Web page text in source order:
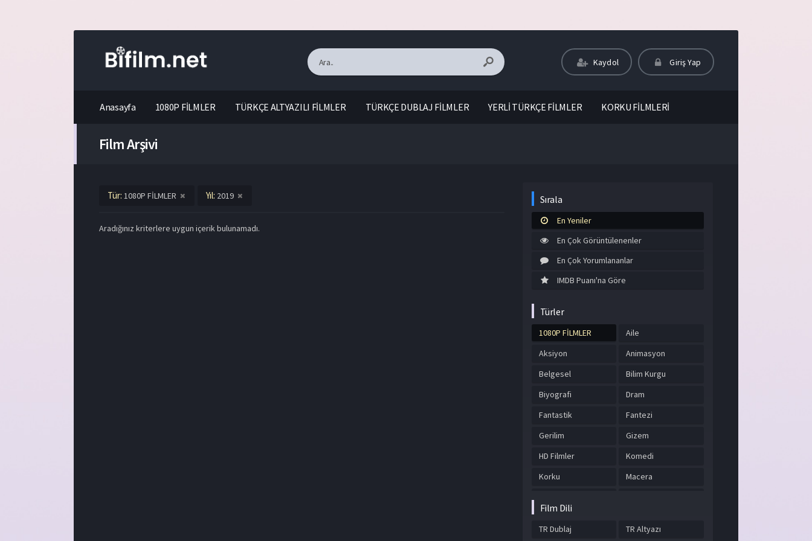
Kaydol Giriş Yap
Anasayfa 1080P FİLMLER TÜRKÇE ALTYAZILI FİLMLER TÜRKÇE DUBLAJ FİLMLER YERLİ TÜRKÇE FİLMLER KORKU FİLMLERİ
Film Arşivi
Tür: 1080P FİLMLER Yıl: 2019
Aradığınız kriterlere uygun içerik bulunamadı.
Sırala
En Yeniler
En Çok Görüntülenenler
En Çok Yorumlananlar
IMDB Puanı'na Göre
Türler
1080P FİLMLER
Aile
Aksiyon
Animasyon
Belgesel
Bilim Kurgu
Biyografi
Dram
Fantastik
Fantezi
Gerilim
Gizem
HD Filmler
Komedi
Korku
Macera
Film Dili
TR Dublaj TR Altyazı